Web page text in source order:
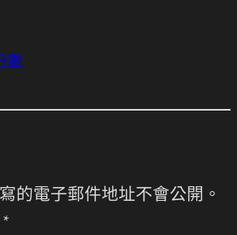
數
的電子郵件地址不會公開。
*